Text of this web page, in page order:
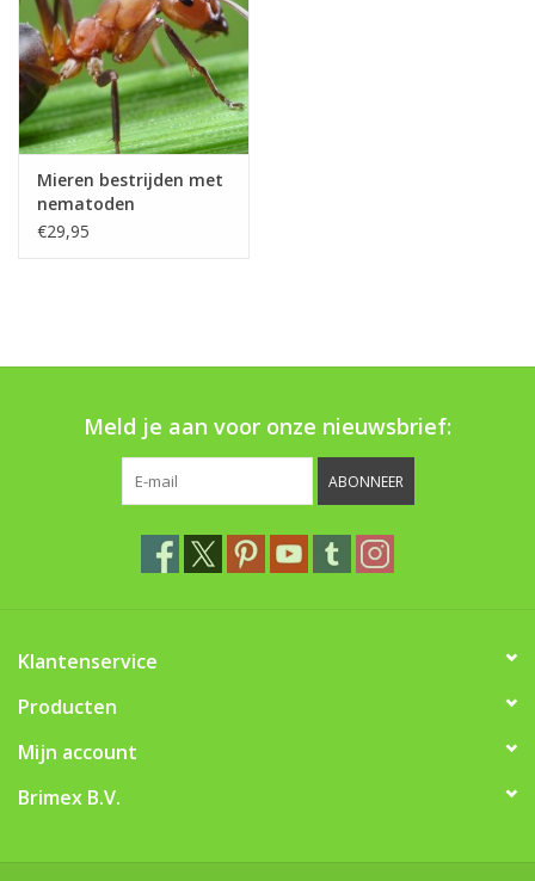
Vallen
Drukspuiten
Onkruid & Reiniging
Zaden
Mieren bestrijden met
nematoden
€29,95
Meld je aan voor onze nieuwsbrief:
ABONNEER
Klantenservice
Producten
Mijn account
Brimex B.V.